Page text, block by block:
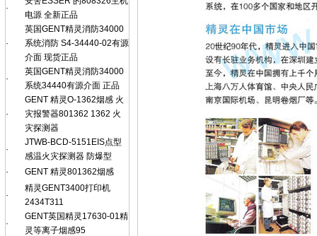
·
电源 全新正品
·
英国GENT精灵消防34000
系统消防 S4-34440-02有源
介面 现货正品
·
英国GENT精灵消防34000
系统34440有源介面 正品
·
GENT 精灵O-1362烟感 火
灾报警器801362 1362 火
灾探测器
·
JTWB-BCD-5151EIS点型
感温火灾探测器 防爆型
·
GENT 精灵801362烟感
·
精灵GENT3400打印机
2434T311
·
GENT英国精灵17630-01精
灵等离子烟感95